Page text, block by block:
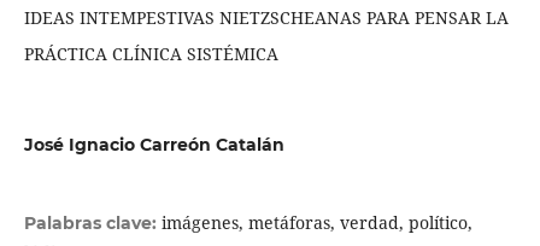
IDEAS INTEMPESTIVAS NIETZSCHEANAS PARA PENSAR LA
PRÁCTICA CLÍNICA SISTÉMICA
José Ignacio Carreón Catalán
Palabras clave: imágenes, metáforas, verdad, político,